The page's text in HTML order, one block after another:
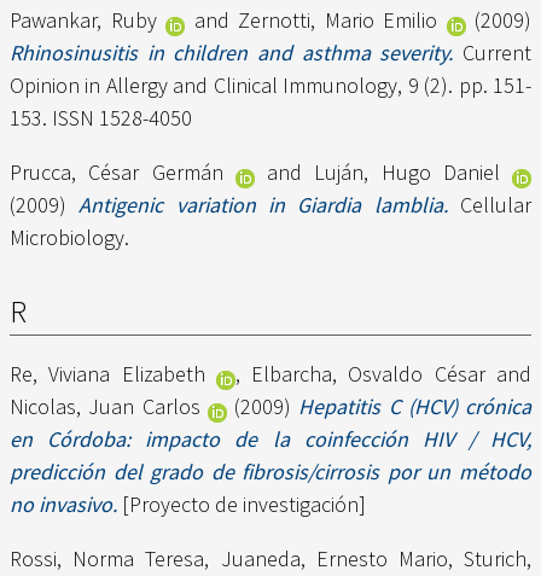
Pawankar, Ruby
and Zernotti, Mario Emilio
(2009)
Rhinosinusitis in children and asthma severity. Current
Opinion in Allergy and Clinical Immunology, 9 (2). pp. 151-
153. ISSN 1528-4050
Prucca, César Germán
and Luján, Hugo Daniel
(2009)Antigenic variation in Giardia lamblia.Cellular
Microbiology.
R
Re, Viviana Elizabeth , Elbarcha, Osvaldo Césarand
Nicolas, Juan Carlos
(2009) Hepatitis C (HCV) crónica
en Córdoba: impacto de la coinfección HIV / HCV,
predicción del grado de fibrosis/cirrosis por un método
no invasivo. [Proyecto de investigación]
Rossi, Norma Teresa, Juaneda, Ernesto Mario,Sturich,